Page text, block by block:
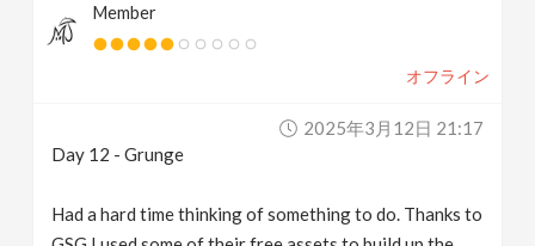
Member
オフライン
2025年3月12日 21:17
Day 12 - Grunge
Had a hard time thinking of something to do. Thanks to